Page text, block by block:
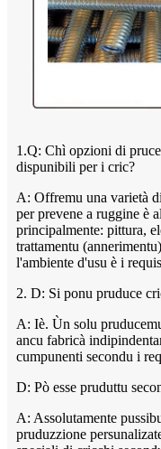
1.Q: Chì opzioni di
dispunibili per i cric?
A: Offremu una varietà
per prevene a ruggine è
principalmente: pittura,
trattamentu
l'ambiente d'usu è i
2. D: Si ponu pruduce
A: Iè. Ùn solu
ancu fabricà
cumpunenti secondu i
D: Pò esse pruduttu
A: Assolutamente
pruduzzione